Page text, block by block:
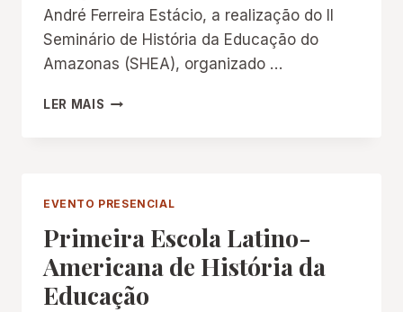
HISTÓRICO-
EDUCATIVO
NAS
ESCOLAS”
André Ferreira Estácio, a realização do II
Seminário de História da Educação do
Amazonas (SHEA), organizado …
LER MAIS
AMAZONAS
(SHEA)
EVENTO PRESENCIAL
Primeira Escola Latino-
Americana de História da
Educação